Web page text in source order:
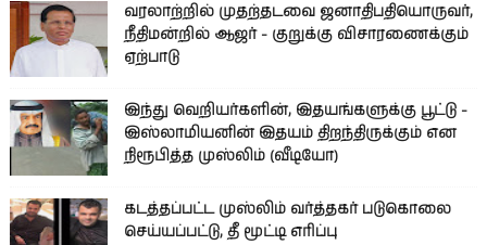
வரலாற்றில் முதற்தடவை ஜனாதிபதியொருவர்,
நீதிமன்றில் ஆஜர் - குறுக்கு விசாரணைக்கும்
ஏற்பாடு
இந்து வெறியர்களின், இதயங்களுக்கு பூட்டு -
இஸ்லாமியனின் இதயம் திறந்திருக்கும் என
நிரூபித்த முஸ்லிம் (வீடியோ)
கடத்தப்பட்ட முஸ்லிம் வர்த்தகர் படுகொலை
செய்யப்பட்டு, தீ மூட்டி எரிப்பு